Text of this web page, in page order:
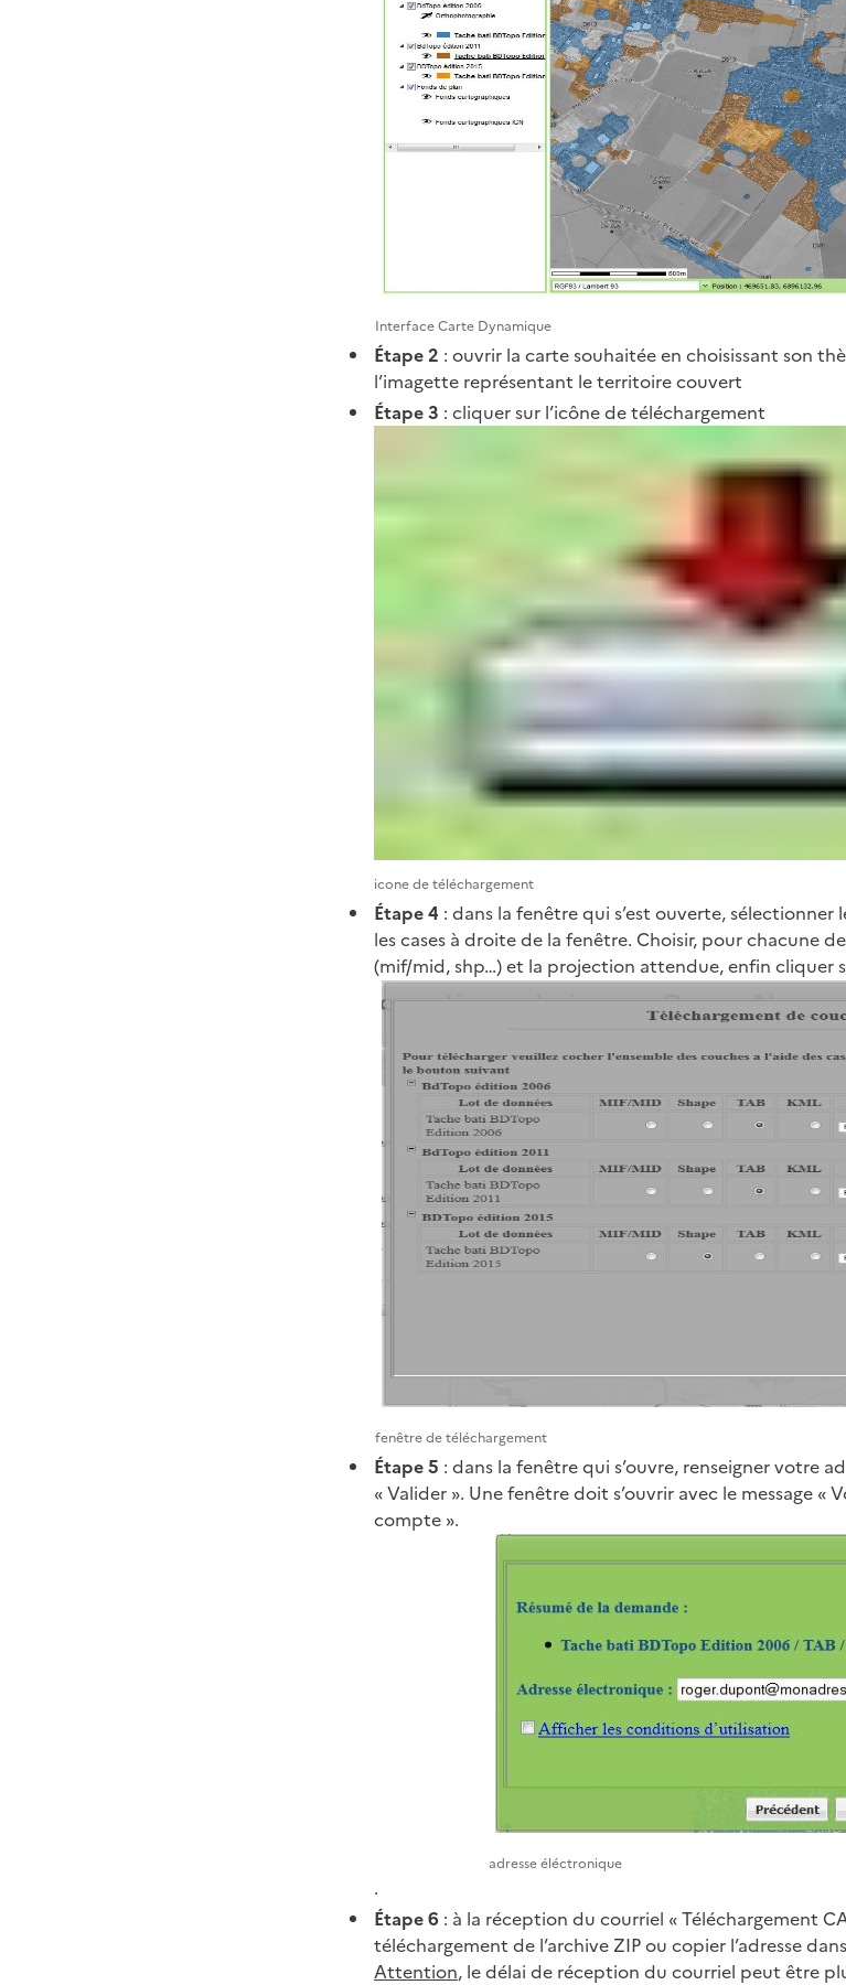
Interface Carte Dynamique
Étape 2 : ouvrir la carte souhaitée en choisissant son
l’imagette représentant le territoire couvert
Étape 3 : cliquer sur l’icône de téléchargement
icone de téléchargement
Étape 4 :dans la fenêtre qui s’est ouverte, sélectionner
les cases à droite de la fenêtre. Choisir, pour chacune
(mif/mid, shp…) et la projection attendue, enfin cliquer
fenêtre de téléchargement
Étape 5 : dans la fenêtre qui s’ouvre, renseigner votre
« Valider ». Une fenêtre doit s’ouvrir avec le message «
compte ».
adresse éléctronique
.
Étape 6 : à la réception du courriel « Téléchargement
téléchargement de l’archive ZIP ou copier l’adresse
Attention, le délai de réception du courriel peut être